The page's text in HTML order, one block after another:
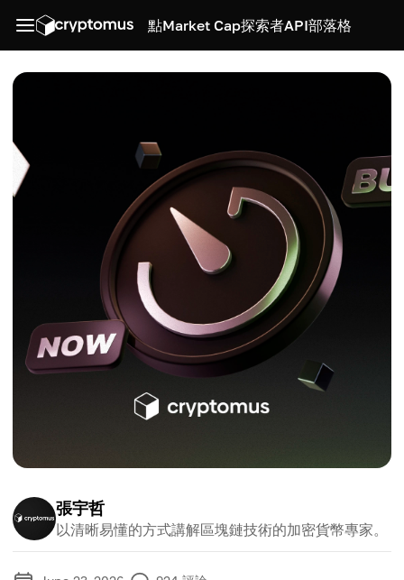
點Market Cap探索者API部落格
張宇哲
以清晰易懂的方式講解區塊鏈技術的加密貨幣專家。